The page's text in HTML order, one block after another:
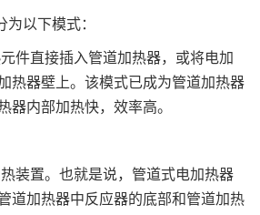
以下模式：
件直接插入管道加热器，或将电加
热器壁上。该模式已成为管道加热器
器内部加热快，效率高。
装置。也就是说，管道式电加热器
道加热器中反应器的底部和管道加热